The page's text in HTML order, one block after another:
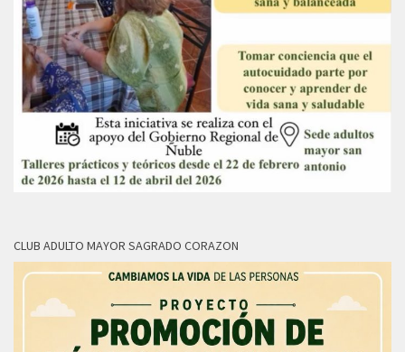
CLUB ADULTO MAYOR SAGRADO CORAZON